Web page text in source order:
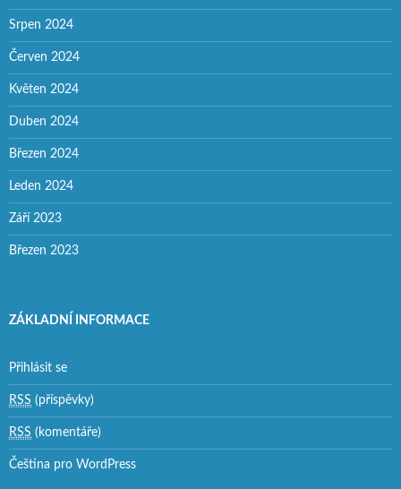
Srpen 2024
Červen 2024
Květen 2024
Duben 2024
Březen 2024
Leden 2024
Září 2023
Březen 2023
ZÁKLADNÍ INFORMACE
Přihlásit se
RSS (příspěvky)
RSS (komentáře)
Čeština pro WordPress